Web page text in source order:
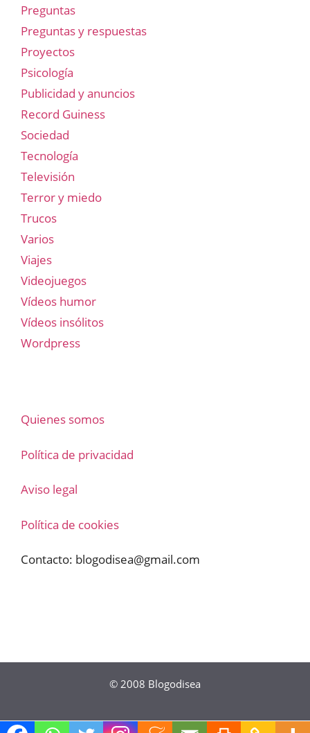
Preguntas
Preguntas y respuestas
Proyectos
Psicología
Publicidad y anuncios
Record Guiness
Sociedad
Tecnología
Televisión
Terror y miedo
Trucos
Varios
Viajes
Videojuegos
Vídeos humor
Vídeos insólitos
Wordpress
Quienes somos
Política de privacidad
Aviso legal
Política de cookies
Contacto: blogodisea@gmail.com
© 2008 Blogodisea